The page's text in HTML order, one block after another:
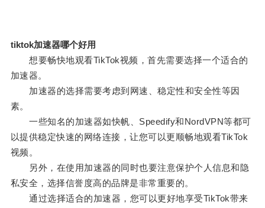
tiktok加速器哪个好用
想要畅快地观看TikTok视频，首先需要选择一个适合的
加速器。
加速器的选择需要考虑到网速、稳定性和安全性等因
素。
一些知名的加速器如快帆、Speedify和NordVPN等都可
以提供稳定快速的网络连接，让您可以更顺畅地观看TikTok
视频。
另外，在使用加速器的同时也要注意保护个人信息和隐
私安全，选择信誉度高的品牌是非常重要的。
通过选择适合的加速器，您可以更好地享受TikTok带来